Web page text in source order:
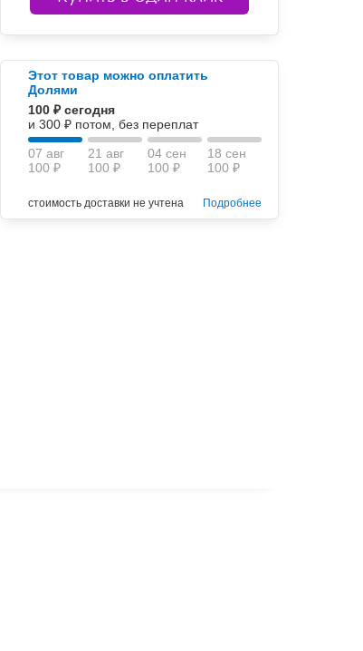
Этот товар можно оплатить
Долями
100 ₽ сегодня
и 300 ₽ потом, без переплат
07 авг
100 ₽
21 авг
100 ₽
04 сен
100 ₽
18 сен
100 ₽
стоимость доставки не учтена Подробнее